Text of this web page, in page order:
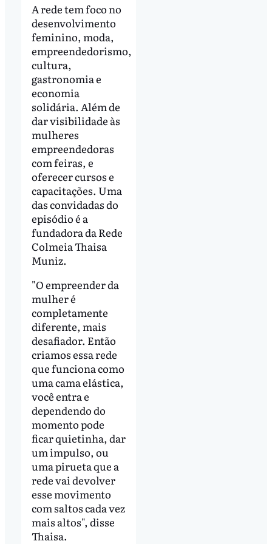
A rede tem foco no
desenvolvimento
feminino, moda,
empreendedorismo,
cultura,
gastronomia e
economia
solidária. Além de
dar visibilidade às
mulheres
empreendedoras
com feiras, e
oferecer cursos e
capacitações. Uma
das convidadas do
episódio é a
fundadora da Rede
Colmeia Thaisa
Muniz.
"O empreender da
mulher é
completamente
diferente, mais
desafiador. Então
criamos essa rede
que funciona como
uma cama elástica,
você entra e
dependendo do
momento pode
ficar quietinha, dar
um impulso, ou
uma pirueta que a
rede vai devolver
esse movimento
com saltos cada vez
mais altos", disse
Thaisa.